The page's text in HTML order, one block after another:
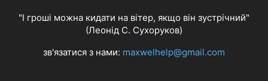
"І гроші можна кидати на вітер, якщо він зустрічний"
(Леонід С. Сухоруков)
зв'язатися з нами: maxwelhelp@gmail.com